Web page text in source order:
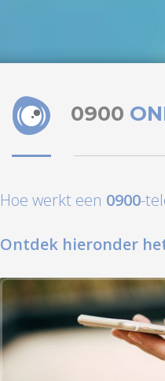
0900
Hoe werkt een 0900-
Ontdek hieronder